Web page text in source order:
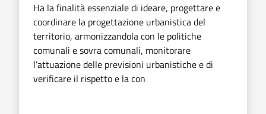
Ha la finalità essenziale di ideare, progettare e
coordinare la progettazione urbanistica del
territorio, armonizzandola con le politiche
comunali e sovra comunali, monitorare
l’attuazione delle previsioni urbanistiche e di
verificare il rispetto e la con